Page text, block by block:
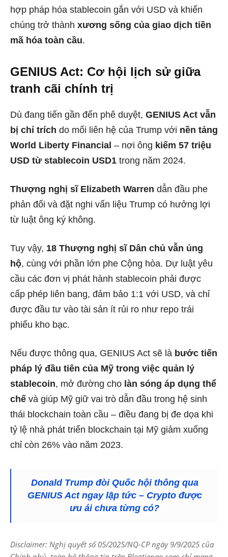
hợp pháp hóa stablecoin gắn với USD và khiến
chúng trở thành xương sống của giao dịch tiền
mã hóa toàn cầu.
GENIUS Act: Cơ hội lịch sử giữa
tranh cãi chính trị
Dù đang tiến gần đến phê duyệt, GENIUS Act vẫn
bị chỉ trích do mối liên hệ của Trump với nền tảng
World Liberty Financial – nơi ông kiếm 57 triệu
USD từ stablecoin USD1 trong năm 2024.
Thượng nghị sĩ Elizabeth Warren dẫn đầu phe
phản đối và đặt nghi vấn liệu Trump có hưởng lợi
từ luật ông ký không.
Tuy vậy, 18 Thượng nghị sĩ Dân chủ vẫn ủng
hộ, cùng với phần lớn phe Cộng hòa. Dự luật yêu
cầu các đơn vị phát hành stablecoin phải được
cấp phép liên bang, đảm bảo 1:1 với USD, và chỉ
được đầu tư vào tài sản ít rủi ro như repo trái
phiếu kho bạc.
Nếu được thông qua, GENIUS Act sẽ là bước tiến
pháp lý đầu tiên của Mỹ trong việc quản lý
stablecoin, mở đường cho làn sóng áp dụng thể
chế và giúp Mỹ giữ vai trò dẫn đầu trong hệ sinh
thái blockchain toàn cầu – điều đang bị đe dọa khi
tỷ lệ nhà phát triển blockchain tại Mỹ giảm xuống
chỉ còn 26% vào năm 2023.
Donald Trump đòi Quốc hội thông qua
GENIUS Act ngay lập tức – Crypto được
ưu ái chưa từng có?
Disclaimer: Nghị quyết số 05/2025/NQ-CP ngày 9/9/2025 của